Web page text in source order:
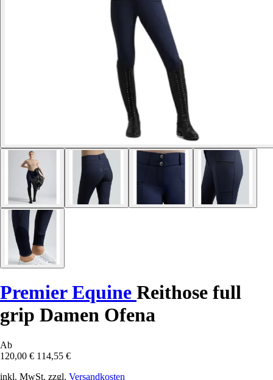
Premier Equine Reithose full
grip Damen Ofena
Ab
120,00 € 114,55 €
inkl. MwSt. zzgl. Versandkosten